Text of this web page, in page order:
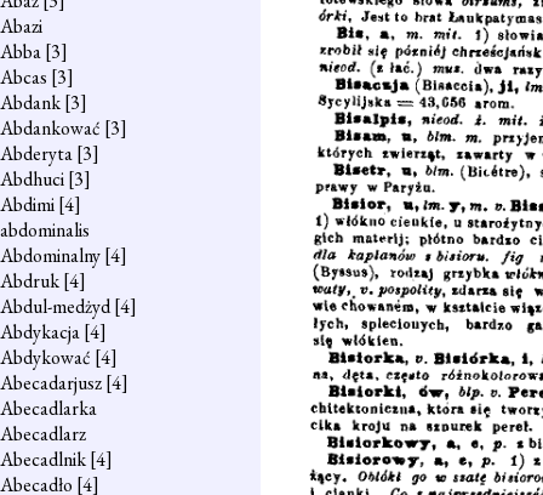
Abazi
Abba[3]
Abcas [3]
Abdank[3]
Abdankować [3]
Abderyta[3]
Abdhuci[3]
Abdimi[4]
abdominalis
Abdominalny[4]
Abdruk[4]
Abdul-medżyd[4]
Abdykacja[4]
Abdykować [4]
Abecadarjusz[4]
Abecadlarka
Abecadlarz
Abecadlnik[4]
Abecadło [4]